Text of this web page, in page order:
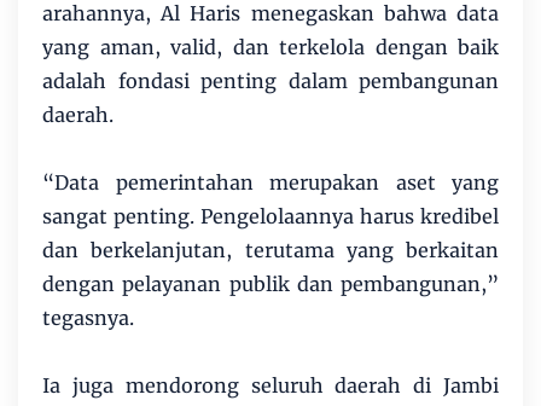
arahannya, Al Haris menegaskan bahwa data
yang aman, valid, dan terkelola dengan baik
adalah fondasi penting dalam pembangunan
daerah.
“Data pemerintahan merupakan aset yang
sangat penting. Pengelolaannya harus kredibel
dan berkelanjutan, terutama yang berkaitan
dengan pelayanan publik dan pembangunan,”
tegasnya.
Ia juga mendorong seluruh daerah di Jambi